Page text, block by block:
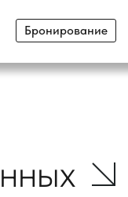
Бронирование
Бронирование